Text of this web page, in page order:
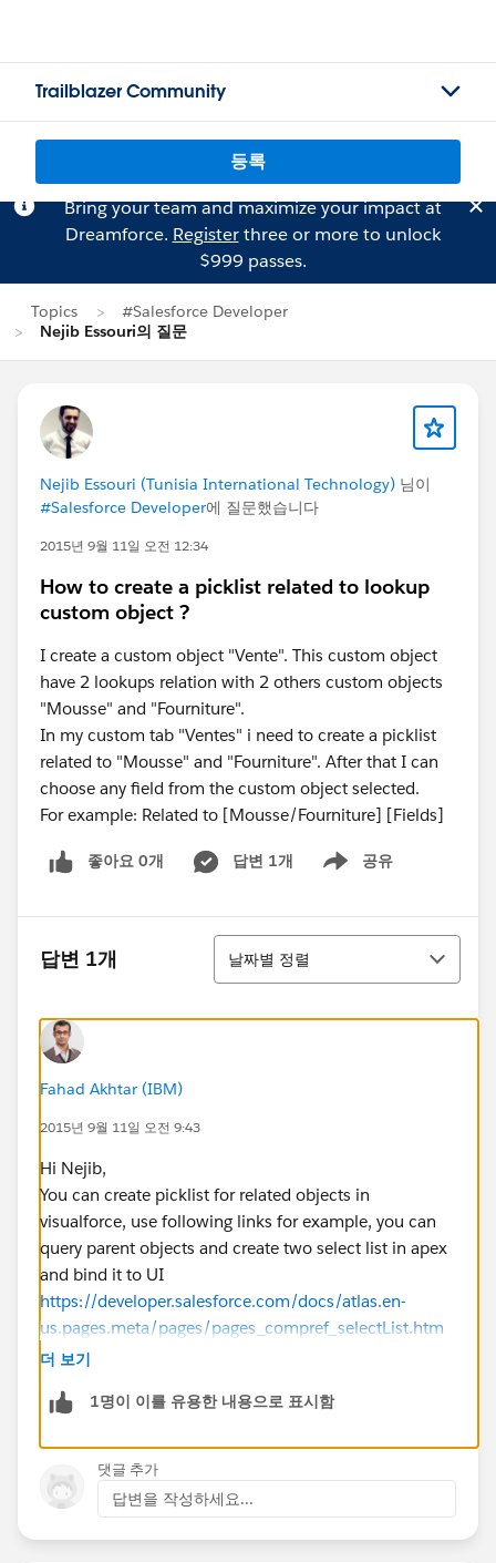
Trailblazer Community
등록
Bring your team and maximize your impact at
Dreamforce. Registerthree or more to unlock
$999 passes.
Topics
#Salesforce Developer
Nejib Essouri의 질문
Nejib Essouri (Tunisia International Technology) 님이
#Salesforce Developer에 질문했습니다
2015년 9월 11일 오전 12:34
How to create a picklist related to lookup
custom object ?
I create a custom object "Vente". This custom object
have 2 lookups relation with 2 others custom objects
"Mousse" and "Fourniture".
In my custom tab "Ventes" i need to create a picklist
related to "Mousse" and "Fourniture". After that I can
choose any field from the custom object selected.
For example: Related to [Mousse/Fourniture] [Fields]
좋아요 0개 답변 1개 공유
Show menu
답변 1개
정렬
날짜별 정렬
Fahad Akhtar (IBM)
2015년 9월 11일 오전 9:43
Hi Nejib,
You can create picklist for related objects in
visualforce, use following links for example, you can
query parent objects and create two select list in apex
and bind it to UI
https://developer.salesforce.com/docs/atlas.en-
us.pages.meta/pages/pages_compref_selectList.htm
Thanks,
더 보기
1명이 이를 유용한 내용으로 표시함
댓글 추가
답변을 작성하세요...